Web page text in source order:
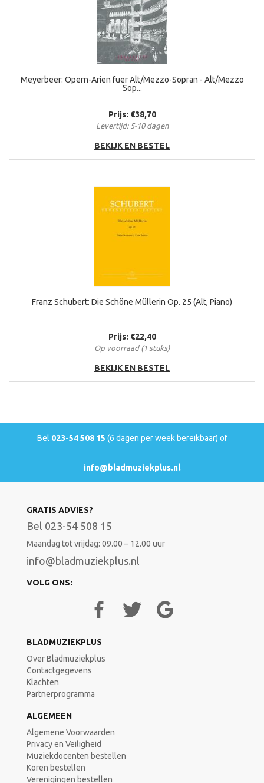
Meyerbeer: Opern-Arien fuer Alt/Mezzo-Sopran - Alt/Mezzo
Sop...
Prijs: €38,70
Levertijd: 5-10 dagen
BEKIJK EN BESTEL
Franz Schubert: Die Schöne Müllerin Op. 25 (Alt, Piano)
Prijs: €22,40
Op voorraad (1 stuks)
BEKIJK EN BESTEL
Bel 023-54 508 15 (6 dagen per week bereikbaar) of
info@bladmuziekplus.nl
GRATIS ADVIES?
Bel 023-54 508 15
Maandag tot vrijdag: 09.00 – 12.00 uur
info@bladmuziekplus.nl
VOLG ONS:
BLADMUZIEKPLUS
Over Bladmuziekplus
Contactgegevens
Klachten
Partnerprogramma
ALGEMEEN
Algemene Voorwaarden
Privacy en Veiligheid
Muziekdocenten bestellen
Koren bestellen
Verenigingen bestellen